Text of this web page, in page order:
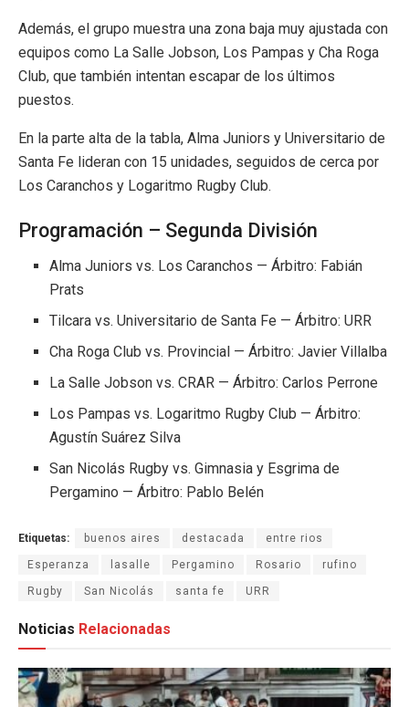
Además, el grupo muestra una zona baja muy ajustada con
equipos como La Salle Jobson, Los Pampas y Cha Roga
Club, que también intentan escapar de los últimos
puestos.
En la parte alta de la tabla, Alma Juniors y Universitario de
Santa Fe lideran con 15 unidades, seguidos de cerca por
Los Caranchos y Logaritmo Rugby Club.
Programación – Segunda División
Alma Juniors vs. Los Caranchos — Árbitro: Fabián
Prats
Tilcara vs.Universitario de Santa Fe — Árbitro: URR
Cha Roga Club vs. Provincial — Árbitro: Javier Villalba
La Salle Jobson vs.CRAR — Árbitro: Carlos Perrone
Los Pampas vs. Logaritmo Rugby Club — Árbitro:
Agustín Suárez Silva
San Nicolás Rugby vs.Gimnasia y Esgrima de
Pergamino — Árbitro: Pablo Belén
Etiquetas: buenos aires destacada entre rios
Esperanza lasalle Pergamino Rosario rufino
Rugby San Nicolás santa fe URR
Noticias Relacionadas